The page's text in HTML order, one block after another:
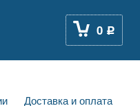
0 Р
Доставка и оплата